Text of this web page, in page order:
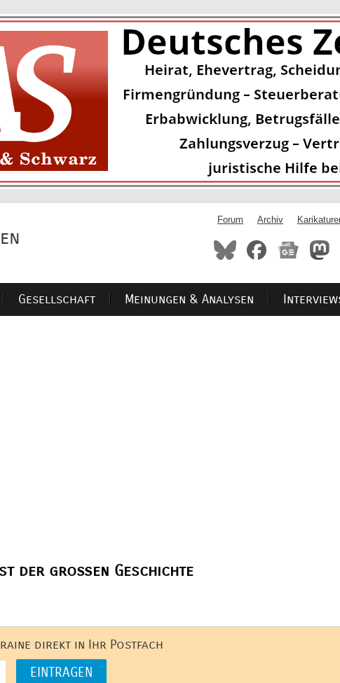
Forum Archiv
Gesellschaft Meinungen & Analysen
der großen Geschichte
direkt in Ihr Postfach